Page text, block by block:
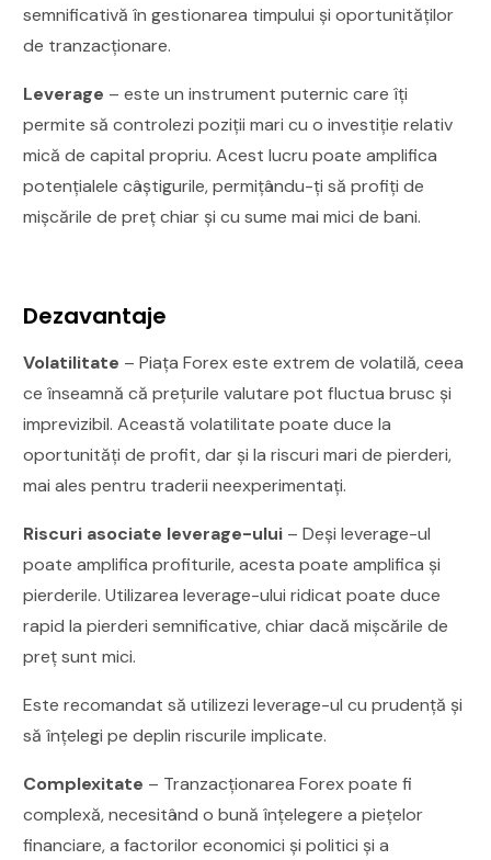
semnificativă în gestionarea timpului și oportunităților
de tranzacționare.
Leverage – este un instrument puternic care îți
permite să controlezi poziții mari cu o investiție relativ
mică de capital propriu. Acest lucru poate amplifica
potențialele câștigurile, permițându-ți să profiți de
mișcările de preț chiar și cu sume mai mici de bani.
Dezavantaje
Volatilitate – Piața Forex este extrem de volatilă, ceea
ce înseamnă că prețurile valutare pot fluctua brusc și
imprevizibil. Această volatilitate poate duce la
oportunități de profit, dar și la riscuri mari de pierderi,
mai ales pentru traderii neexperimentați.
Riscuri asociate leverage-ului – Deși leverage-ul
poate amplifica profiturile, acesta poate amplifica și
pierderile. Utilizarea leverage-ului ridicat poate duce
rapid la pierderi semnificative, chiar dacă mișcările de
preț sunt mici.
Este recomandat să utilizezi leverage-ul cu prudență și
să înțelegi pe deplin riscurile implicate.
Complexitate – Tranzacționarea Forex poate fi
complexă, necesitând o bună înțelegere a piețelor
financiare, a factorilor economici și politici și a